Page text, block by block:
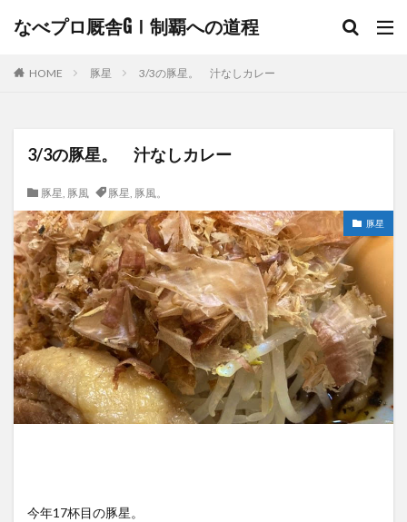
なべプロ厩舎GⅠ制覇への道程
HOME 豚星 3/3の豚星。 汁なしカレー
3/3の豚星。 汁なしカレー
豚星, 豚風 豚星, 豚風。
豚星
今年17杯目の豚星。